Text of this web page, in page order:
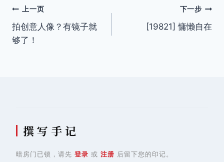
文
章
上一页
拍创意人像？有镜子就
够了！
下一步
[19821] 慵懒自在
撰 写 手 记
暗房门已锁，请先 登录 或 注册 后留下您的印记。